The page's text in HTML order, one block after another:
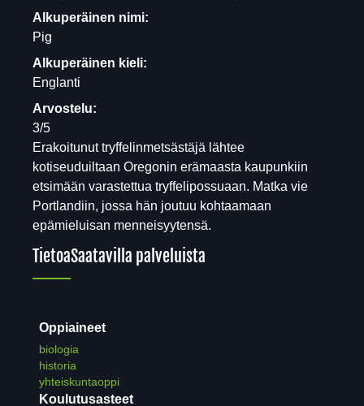
Alkuperäinen nimi:
Pig
Alkuperäinen kieli:
Englanti
Arvostelu:
3/5
Erakoitunut tryffelinmetsästäjä lähtee
kotiseuduiltaan Oregonin erämaasta kaupunkiin
etsimään varastettua tryffelipossuaan. Matka vie
Portlandiin, jossa hän joutuu kohtaamaan
epämieluisan menneisyytensä.
TietoaSaatavilla palveluista
Oppiaineet
biologia
historia
yhteiskuntaoppi
Koulutusasteet